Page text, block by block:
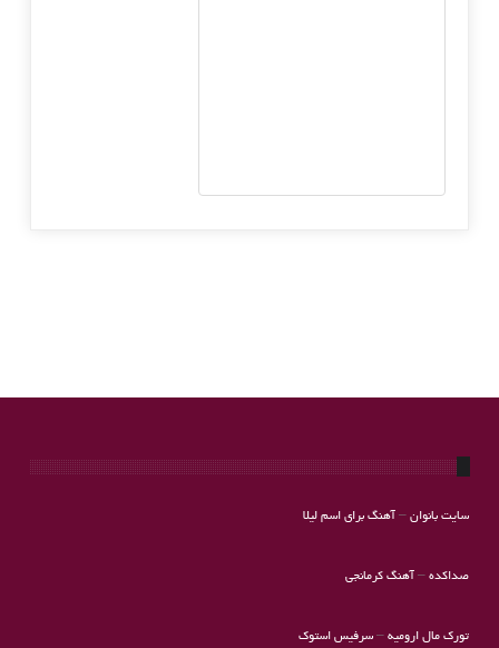
سایت بانوان– آهنگ برای اسم لیلا
صداکده– آهنگ کرمانجی
تورک مال ارومیه–سرفیس استوک